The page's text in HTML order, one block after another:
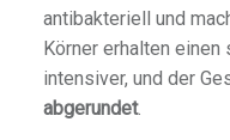
antibakteriell und
Körner erhalten
intensiver, und der
abgerundet.